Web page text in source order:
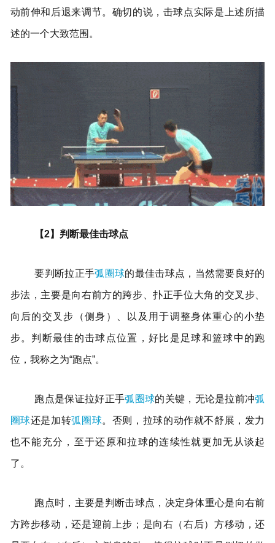
动前伸和后退来调节。确切的说，击球点实际是上述所描
述的一个大致范围。
【2】判断最佳击球点
要判断拉正手弧圈球的最佳击球点，当然需要良好的
步法，主要是向右前方的跨步、扑正手位大角的交叉步、
向后的交叉步（侧身）、以及用于调整身体重心的小垫
步。判断最佳的击球点位置，好比是足球和篮球中的跑
位，我称之为“跑点”。
跑点是保证拉好正手弧圈球的关键，无论是拉前冲弧
圈球还是加转弧圈球。否则，拉球的动作就不舒展，发力
也不能充分，至于还原和拉球的连续性就更加无从谈起
了。
跑点时，主要是判断击球点，决定身体重心是向右前
方跨步移动，还是迎前上步；是向右（右后）方移动，还